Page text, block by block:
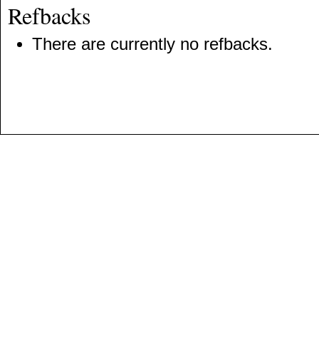
Refbacks
There are currently no refbacks.